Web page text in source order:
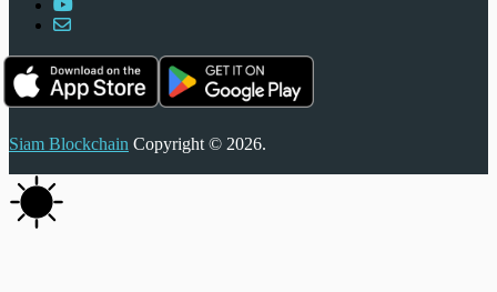
Siam Blockchain Copyright © 2026.